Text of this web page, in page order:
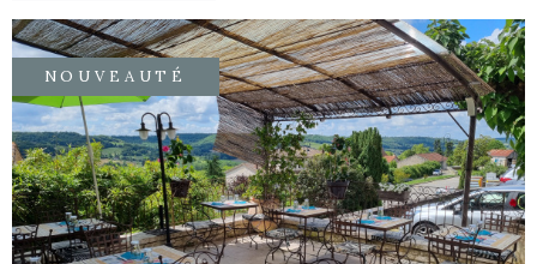
L'ÉQUIPE
CONTACT
NOUVEAUTÉ
Budget
BUDGET
RECHERCHER